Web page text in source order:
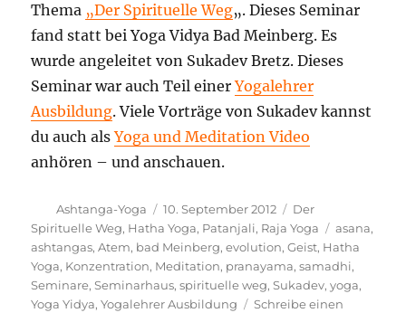
Thema „Der Spirituelle Weg„. Dieses Seminar
fand statt bei Yoga Vidya Bad Meinberg. Es
wurde angeleitet von Sukadev Bretz. Dieses
Seminar war auch Teil einerYogalehrer
Ausbildung. Viele Vorträge von Sukadev kannst
du auch alsYoga und Meditation Video
anhören – und anschauen.
Autor
Ashtanga-Yoga
Veröffentlicht
am
10. September 2012 Kategorien
Der
Spirituelle Weg, Hatha Yoga, Patanjali, Raja Yoga asana,
ashtangas,Atem, bad Meinberg,evolution,Geist, Hatha
Yoga, Konzentration, Meditation, pranayama,samadhi,
Seminare,Seminarhaus,spirituelle weg,Sukadev,yoga,
Yoga Yidya,Yogalehrer Ausbildung
Schreibe einen